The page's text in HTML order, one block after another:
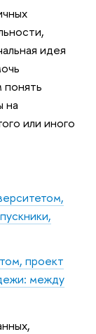
идея
понять
на
или иного
проект
между